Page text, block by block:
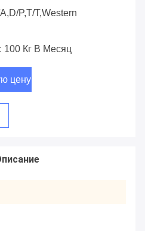
P,T/T,Western
100 Кг В Месяц
цену